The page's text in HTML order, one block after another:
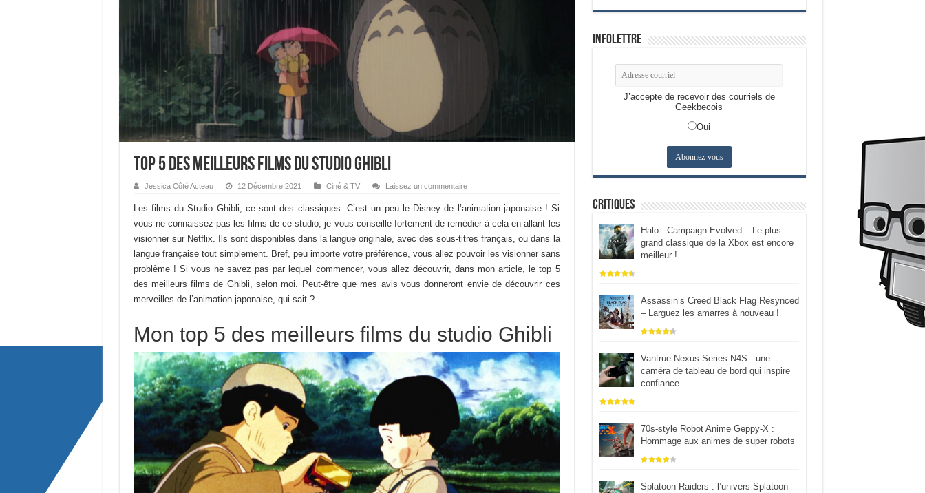
Top 5 des meilleurs films du studio Ghibli
Jessica Côté Acteau 12 Décembre 2021 Ciné & TV Laissez un commentaire
Les films du Studio Ghibli, ce sont des classiques. C’est un peu le Disney de l’animation japonaise ! Si
vous ne connaissez pas les films de ce studio, je vous conseille fortement de remédier à cela en allant les
visionner sur Netflix. Ils sont disponibles dans la langue originale, avec des sous-titres français, ou dans la
langue française tout simplement. Bref, peu importe votre préférence, vous allez pouvoir les visionner sans
problème ! Si vous ne savez pas par lequel commencer, vous allez découvrir, dans mon article, le top 5
des meilleurs films de Ghibli, selon moi. Peut-être que mes avis vous donneront envie de découvrir ces
merveilles de l’animation japonaise, qui sait ?
Mon top 5 des meilleurs films du studio Ghibli
Infolettre
J’accepte de recevoir des courriels de
Geekbecois
Oui
Critiques
Halo : Campaign Evolved – Le plus
grand classique de la Xbox est encore
meilleur !
Assassin’s Creed Black Flag Resynced
– Larguez les amarres à nouveau !
Vantrue Nexus Series N4S : une
caméra de tableau de bord qui inspire
confiance
70s-style Robot Anime Geppy-X :
Hommage aux animes de super robots
Splatoon Raiders : l’univers Splatoon